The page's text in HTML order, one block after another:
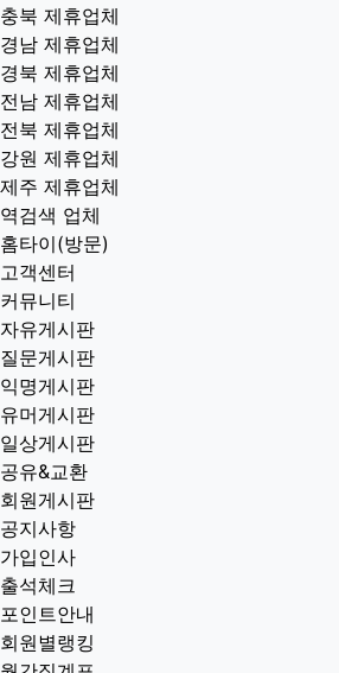
충북 제휴업체
경남 제휴업체
경북 제휴업체
전남 제휴업체
전북 제휴업체
강원 제휴업체
제주 제휴업체
역검색 업체
홈타이(방문)
고객센터
커뮤니티
자유게시판
질문게시판
익명게시판
유머게시판
일상게시판
공유&교환
회원게시판
공지사항
가입인사
출석체크
포인트안내
회원별랭킹